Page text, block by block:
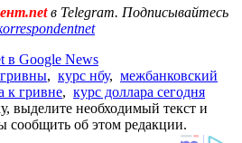
в Telegram. Подписывайтесь
в Google News
, курс нбу, межбанковский
к гривне, курс доллара сегодня
выделите необходимый текст и
сообщить об этом редакции.